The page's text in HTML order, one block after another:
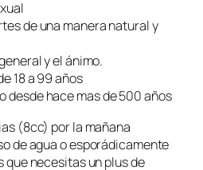
de una manera natural y
y el ánimo.
18 a 99 años
desde hace mas de 500 años
(8cc) por la mañana
de agua o esporádicamente
que necesitas un plus de